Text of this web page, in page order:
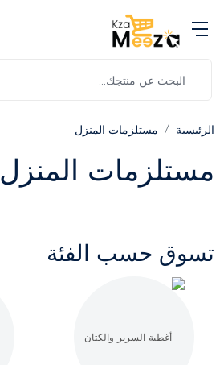
الرئيسية مستلزمات المنزل
مستلزمات المنزل
تسوق حسب الفئة